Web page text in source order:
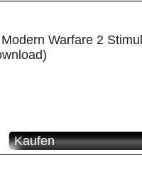
Warfare 2
Kaufen